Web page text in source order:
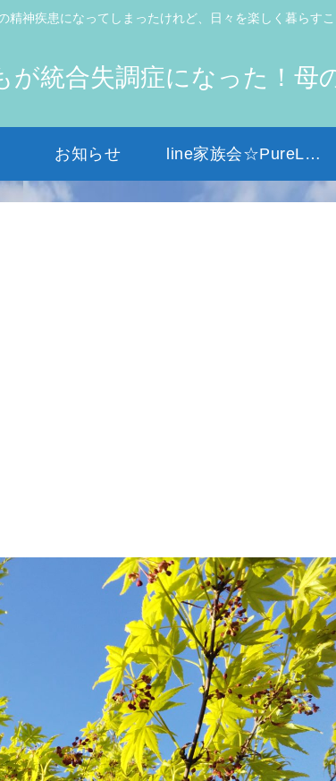
精神疾患になってしまったけれど、日々を楽しく暮らす
が統合失調症になった！母
お知らせ line家族会☆PureLight☆